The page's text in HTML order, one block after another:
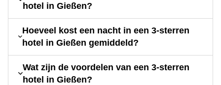
hotel in Gießen?
Hoeveel kost een nacht in een 3-sterren
hotel in Gießen gemiddeld?
Wat zijn de voordelen van een 3-sterren
hotel in Gießen?